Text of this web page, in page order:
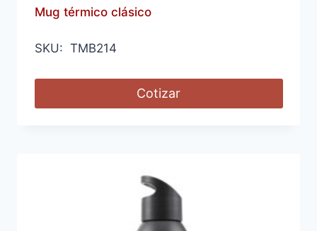
Mug térmico clásico
SKU: TMB214
Cotizar